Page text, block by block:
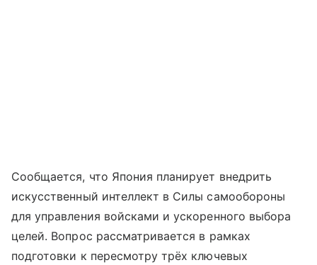
Сообщается, что Япония планирует внедрить
искусственный интеллект в Силы самообороны
для управления войсками и ускоренного выбора
целей. Вопрос рассматривается в рамках
подготовки к пересмотру трёх ключевых